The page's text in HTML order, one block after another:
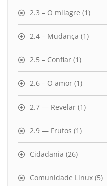
2.3 – O milagre (1)
2.4 – Mudança (1)
2.5 – Confiar (1)
2.6 – O amor (1)
2.7 — Revelar (1)
2.9 — Frutos (1)
Cidadania (26)
Comunidade Linux (5)